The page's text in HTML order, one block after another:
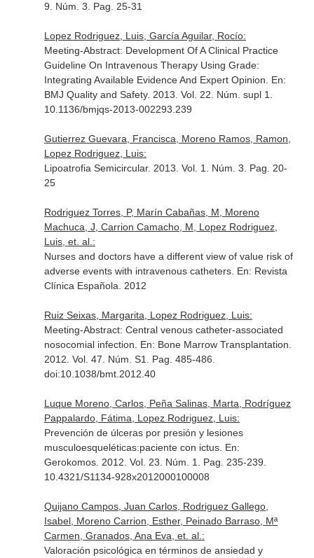
9. Núm. 3. Pag. 25-31
Lopez Rodriguez, Luis, García Aguilar, Rocío:
Meeting-Abstract: Development Of A Clinical Practice
Guideline On Intravenous Therapy Using Grade:
Integrating Available Evidence And Expert Opinion. En:
BMJ Quality and Safety. 2013. Vol. 22. Núm. supl 1.
10.1136/bmjqs-2013-002293.239
Gutierrez Guevara, Francisca, Moreno Ramos, Ramon,
Lopez Rodriguez, Luis:
Lipoatrofia Semicircular. 2013. Vol. 1. Núm. 3. Pag. 20-
25
Rodriguez Torres, P, Marín Cabañas, M, Moreno
Machuca, J, Carrion Camacho, M, Lopez Rodriguez,
Luis, et. al.:
Nurses and doctors have a different view of value risk of
adverse events with intravenous catheters. En: Revista
Clínica Española . 2012
Ruiz Seixas, Margarita, Lopez Rodriguez, Luis:
Meeting-Abstract: Central venous catheter-associated
nosocomial infection. En: Bone Marrow Transplantation
2012. Vol. 47. Núm. S1. Pag. 485-486.
doi:10.1038/bmt.2012.40
Luque Moreno, Carlos, Peña Salinas, Marta, Rodríguez
Pappalardo, Fátima, Lopez Rodriguez, Luis:
Prevención de úlceras por presión y lesiones
musculoesqueléticas:paciente con ictus. En:
Gerokomos. 2012. Vol. 23. Núm. 1. Pag. 235-239.
10.4321/S1134-928x2012000100008
Quijano Campos, Juan Carlos, Rodriguez Gallego,
Isabel, Moreno Carrion, Esther, Peinado Barraso, Mª
Carmen, Granados, Ana Eva, et. al.:
Valoración psicológica en términos de ansiedad y